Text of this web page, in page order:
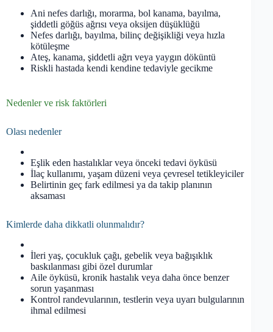
Ani nefes darlığı, morarma, bol kanama, bayılma,
şiddetli göğüs ağrısı veya oksijen düşüklüğü
Nefes darlığı, bayılma, bilinç değişikliği veya hızla
kötüleşme
Ateş, kanama, şiddetli ağrı veya yaygın döküntü
Riskli hastada kendi kendine tedaviyle gecikme
Nedenler ve risk faktörleri
Olası nedenler
Eşlik eden hastalıklar veya önceki tedavi öyküsü
İlaç kullanımı, yaşam düzeni veya çevresel tetikleyiciler
Belirtinin geç fark edilmesi ya da takip planının
aksaması
Kimlerde daha dikkatli olunmalıdır?
İleri yaş, çocukluk çağı, gebelik veya bağışıklık
baskılanması gibi özel durumlar
Aile öyküsü, kronik hastalık veya daha önce benzer
sorun yaşanması
Kontrol randevularının, testlerin veya uyarı bulgularının
ihmal edilmesi